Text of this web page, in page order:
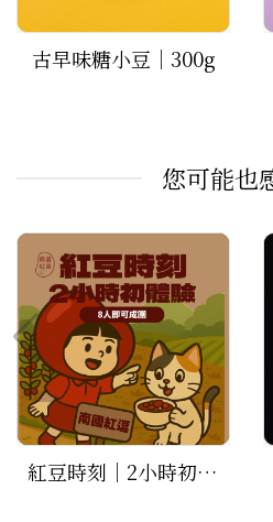
古早味糖小豆｜300g
您可能也
紅豆時刻｜2小時初體驗